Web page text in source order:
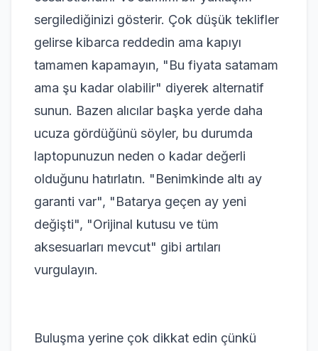
sergilediğinizi gösterir. Çok düşük teklifler
gelirse kibarca reddedin ama kapıyı
tamamen kapamayın, "Bu fiyata satamam
ama şu kadar olabilir" diyerek alternatif
sunun. Bazen alıcılar başka yerde daha
ucuza gördüğünü söyler, bu durumda
laptopunuzun neden o kadar değerli
olduğunu hatırlatın. "Benimkinde altı ay
garanti var", "Batarya geçen ay yeni
değişti", "Orijinal kutusu ve tüm
aksesuarları mevcut" gibi artıları
vurgulayın.
Buluşma yerine çok dikkat edin çünkü